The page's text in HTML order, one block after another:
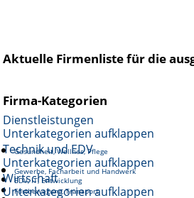
Aktuelle Firmenliste für die
Firma-Kategorien
Dienstleistungen
Unterkategorien aufklappen
Gesundheit, Wellnes, Pflege
Gewerbe, Facharbeit und Handwerk
Fortbewegung, Transport
Technik und EDV
Unterkategorien aufklappen
EDV, IT, Entwicklung
Wirtschaft
Unterkategorien aufklappen